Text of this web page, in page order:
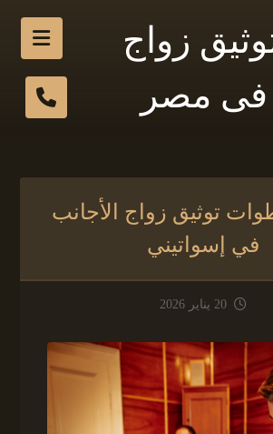
زواج
فى مصر
توثيق زواج الأجانب
في إسواتيني
20 يناير 2026